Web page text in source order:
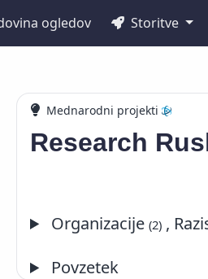
ogledov Storitve
Mednarodni projekti
Research
Organizacije(2) ,
Povzetek